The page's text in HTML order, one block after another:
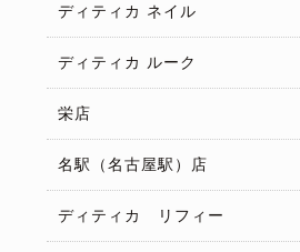
ディティカ ネイル
ディティカ ルーク
栄店
名駅（名古屋駅）店
ディティカ リフィー